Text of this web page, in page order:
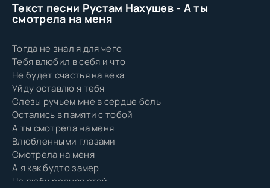
Текст песни Рустам Нахушев - А ты
смотрела на меня
Тогда не знал я для чего
Тебя влюбил в себя и что
Не будет счастья на века
Уйду оставлю я тебя
Слезы ручьем мне в сердце боль
Остались в памяти с тобой
А ты смотрела на меня
Влюбленными глазами
Смотрела на меня
А я как будто замер
Не люби родная стой